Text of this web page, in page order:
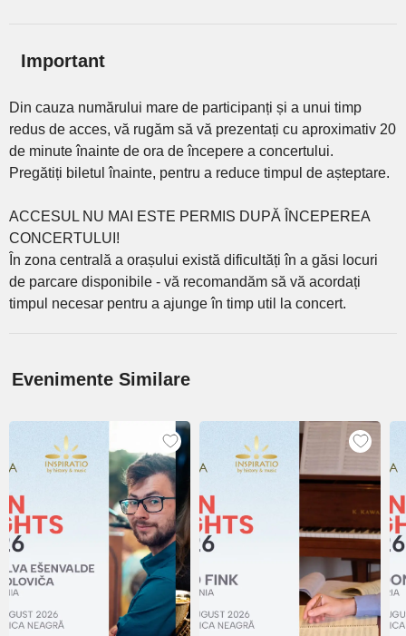
Important
Din cauza numărului mare de participanți și a unui timp
redus de acces, vă rugăm să vă prezentați cu aproximativ 20
de minute înainte de ora de începere a concertului.
Pregătiți biletul înainte, pentru a reduce timpul de așteptare.
ACCESUL NU MAI ESTE PERMIS DUPĂ ÎNCEPEREA
CONCERTULUI!
În zona centrală a orașului există dificultăți în a găsi locuri
de parcare disponibile - vă recomandăm să vă acordați
timpul necesar pentru a ajunge în timp util la concert.
Evenimente Similare